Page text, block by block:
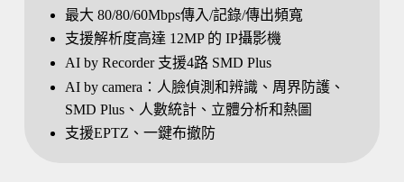
最大 80/80/60Mbps傳入/記錄/傳出頻寬
支援解析度高達 12MP 的 IP攝影機
AI by Recorder 支援4路 SMD Plus
AI by camera：人臉偵測和辨識、周界防護、
SMD Plus、人數統計、立體分析和熱圖
支援EPTZ、一鍵布撤防